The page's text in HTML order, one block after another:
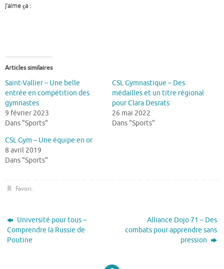
J’aime ça :
Articles similaires
Saint-Vallier – Une belle
entrée en compétition des
gymnastes
9 février 2023
Dans "Sports"
CSL Gymnastique – Des
médailles et un titre régional
pour Clara Desrats
26 mai 2022
Dans "Sports"
CSL Gym – Une équipe en or
8 avril 2019
Dans "Sports"
Favori.
Université pour tous –
Comprendre la Russie de
Poutine
Alliance Dojo 71 – Des
combats pour apprendre sans
pression